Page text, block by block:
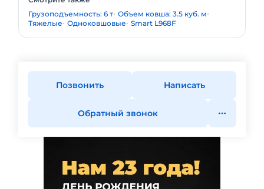
Грузоподъемность: 6 т Объем ковша: 3.5 куб. м
Тяжелые Одноковшовые Smart L968F
Позвонить Написать
Обратный звонок